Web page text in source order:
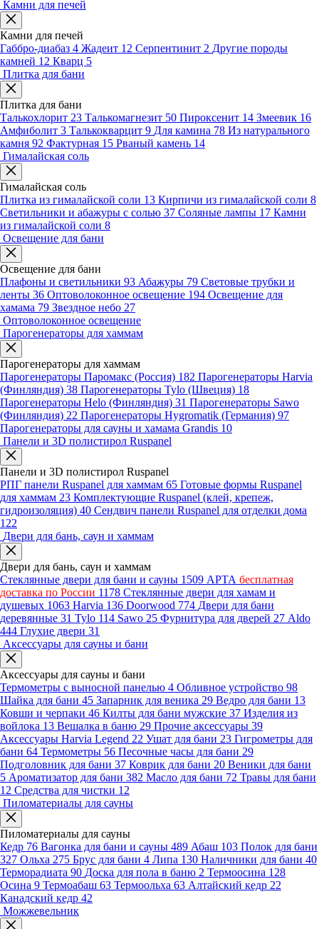
Камни для печей
Камни для печей
Габбро-диабаз 4 Жадеит 12 Серпентинит 2 Другие породы
камней 12 Кварц 5
Плитка для бани
Плитка для бани
Талькохлорит 23 Талькомагнезит 50 Пироксенит 14 Змеевик 16
Амфиболит 3 Талькокварцит 9 Для камина 78 Из натурального
камня 92 Фактурная 15 Рваный камень 14
Гималайская соль
Гималайская соль
Плитка из гималайской соли 13 Кирпичи из гималайской соли 8
Светильники и абажуры с солью 37 Соляные лампы 17 Камни
из гималайской соли 8
Освещение для бани
Освещение для бани
Плафоны и светильники 93 Абажуры 79 Световые трубки и
ленты 36 Оптоволоконное освещение 194 Освещение для
хамама 79 Звездное небо 27
Оптоволоконное освещение
Парогенераторы для хаммам
Парогенераторы для хаммам
Парогенераторы Паромакс (Россия) 182 Парогенераторы Harvia
(Финляндия) 38 Парогенераторы Tylo (Швеция) 18
Парогенераторы Helo (Финляндия) 31 Парогенераторы Sawo
(Финляндия) 22 Парогенераторы Hygromatik (Германия) 97
Парогенераторы для сауны и хамама Grandis 10
Панели и 3D полистирол Ruspanel
Панели и 3D полистирол Ruspanel
РПГ панели Ruspanel для хаммам 65 Готовые формы Ruspanel
для хаммам 23 Комплектующие Ruspanel (клей, крепеж,
гидроизоляция) 40 Сендвич панели Ruspanel для отделки дома
122
Двери для бань, саун и хаммам
Двери для бань, саун и хаммам
Стеклянные двери для бани и сауны 1509 АРТА бесплатная
доставка по России 1178 Стеклянные двери для хамам и
душевых 1063 Harvia 136 Doorwood 774 Двери для бани
деревянные 31 Tylo 114 Sawo 25 Фурнитура для дверей 27 Aldo
444 Глухие двери 31
Аксессуары для сауны и бани
Аксессуары для сауны и бани
Термометры с выносной панелью 4 Обливное устройство 98
Шайка для бани 45 Запарник для веника 29 Ведро для бани 13
Ковши и черпаки 46 Килты для бани мужские 37 Изделия из
войлока 13 Вешалка в баню 29 Прочие аксессуары 39
Аксессуары Harvia Legend 22 Ушат для бани 23 Гигрометры для
бани 64 Термометры 56 Песочные часы для бани 29
Подголовник для бани 37 Коврик для бани 20 Веники для бани
5 Ароматизатор для бани 382 Масло для бани 72 Травы для бани
12 Средства для чистки 12
Пиломатериалы для сауны
Пиломатериалы для сауны
Кедр 76 Вагонка для бани и сауны 489 Абаш 103 Полок для бани
327 Ольха 275 Брус для бани 4 Липа 130 Наличники для бани 40
Терморадиата 90 Доска для пола в баню 2 Термоосина 128
Осина 9 Термоабаш 63 Термоольха 63 Алтайский кедр 22
Канадский кедр 42
Можжевельник